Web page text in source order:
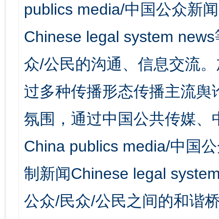
publics media/中国公众新
Chinese legal system
众/公民的沟通、信息交流
过多种传播形态传播主流
氛围，通过中国公共传媒
China publics media/中国
制新闻Chinese legal
公众/民众/公民之间的和谐